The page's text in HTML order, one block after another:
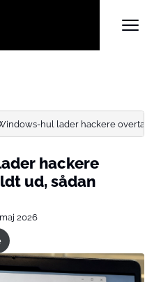
hul lader hackere overtage
hackere
ud, sådan
2026